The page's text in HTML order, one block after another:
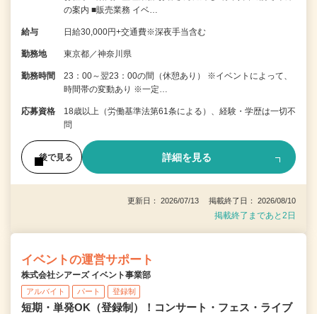
の案内 ■販売業務 イベ…
給与 日給30,000円+交通費※深夜手当含む
勤務地 東京都／神奈川県
勤務時間
23：00～翌23：00の間（休憩あり） ※イベントによって、
時間帯の変動あり ※一定…
応募資格
18歳以上（労働基準法第61条による）、経験・学歴は一切不
問
後で見る 詳細を見る
更新日： 2026/07/13 掲載終了日： 2026/08/10
掲載終了まであと2日
イベントの運営サポート
株式会社シアーズ イベント事業部
アルバイト パート 登録制
短期・単発OK（登録制）！コンサート・フェス・ライブ